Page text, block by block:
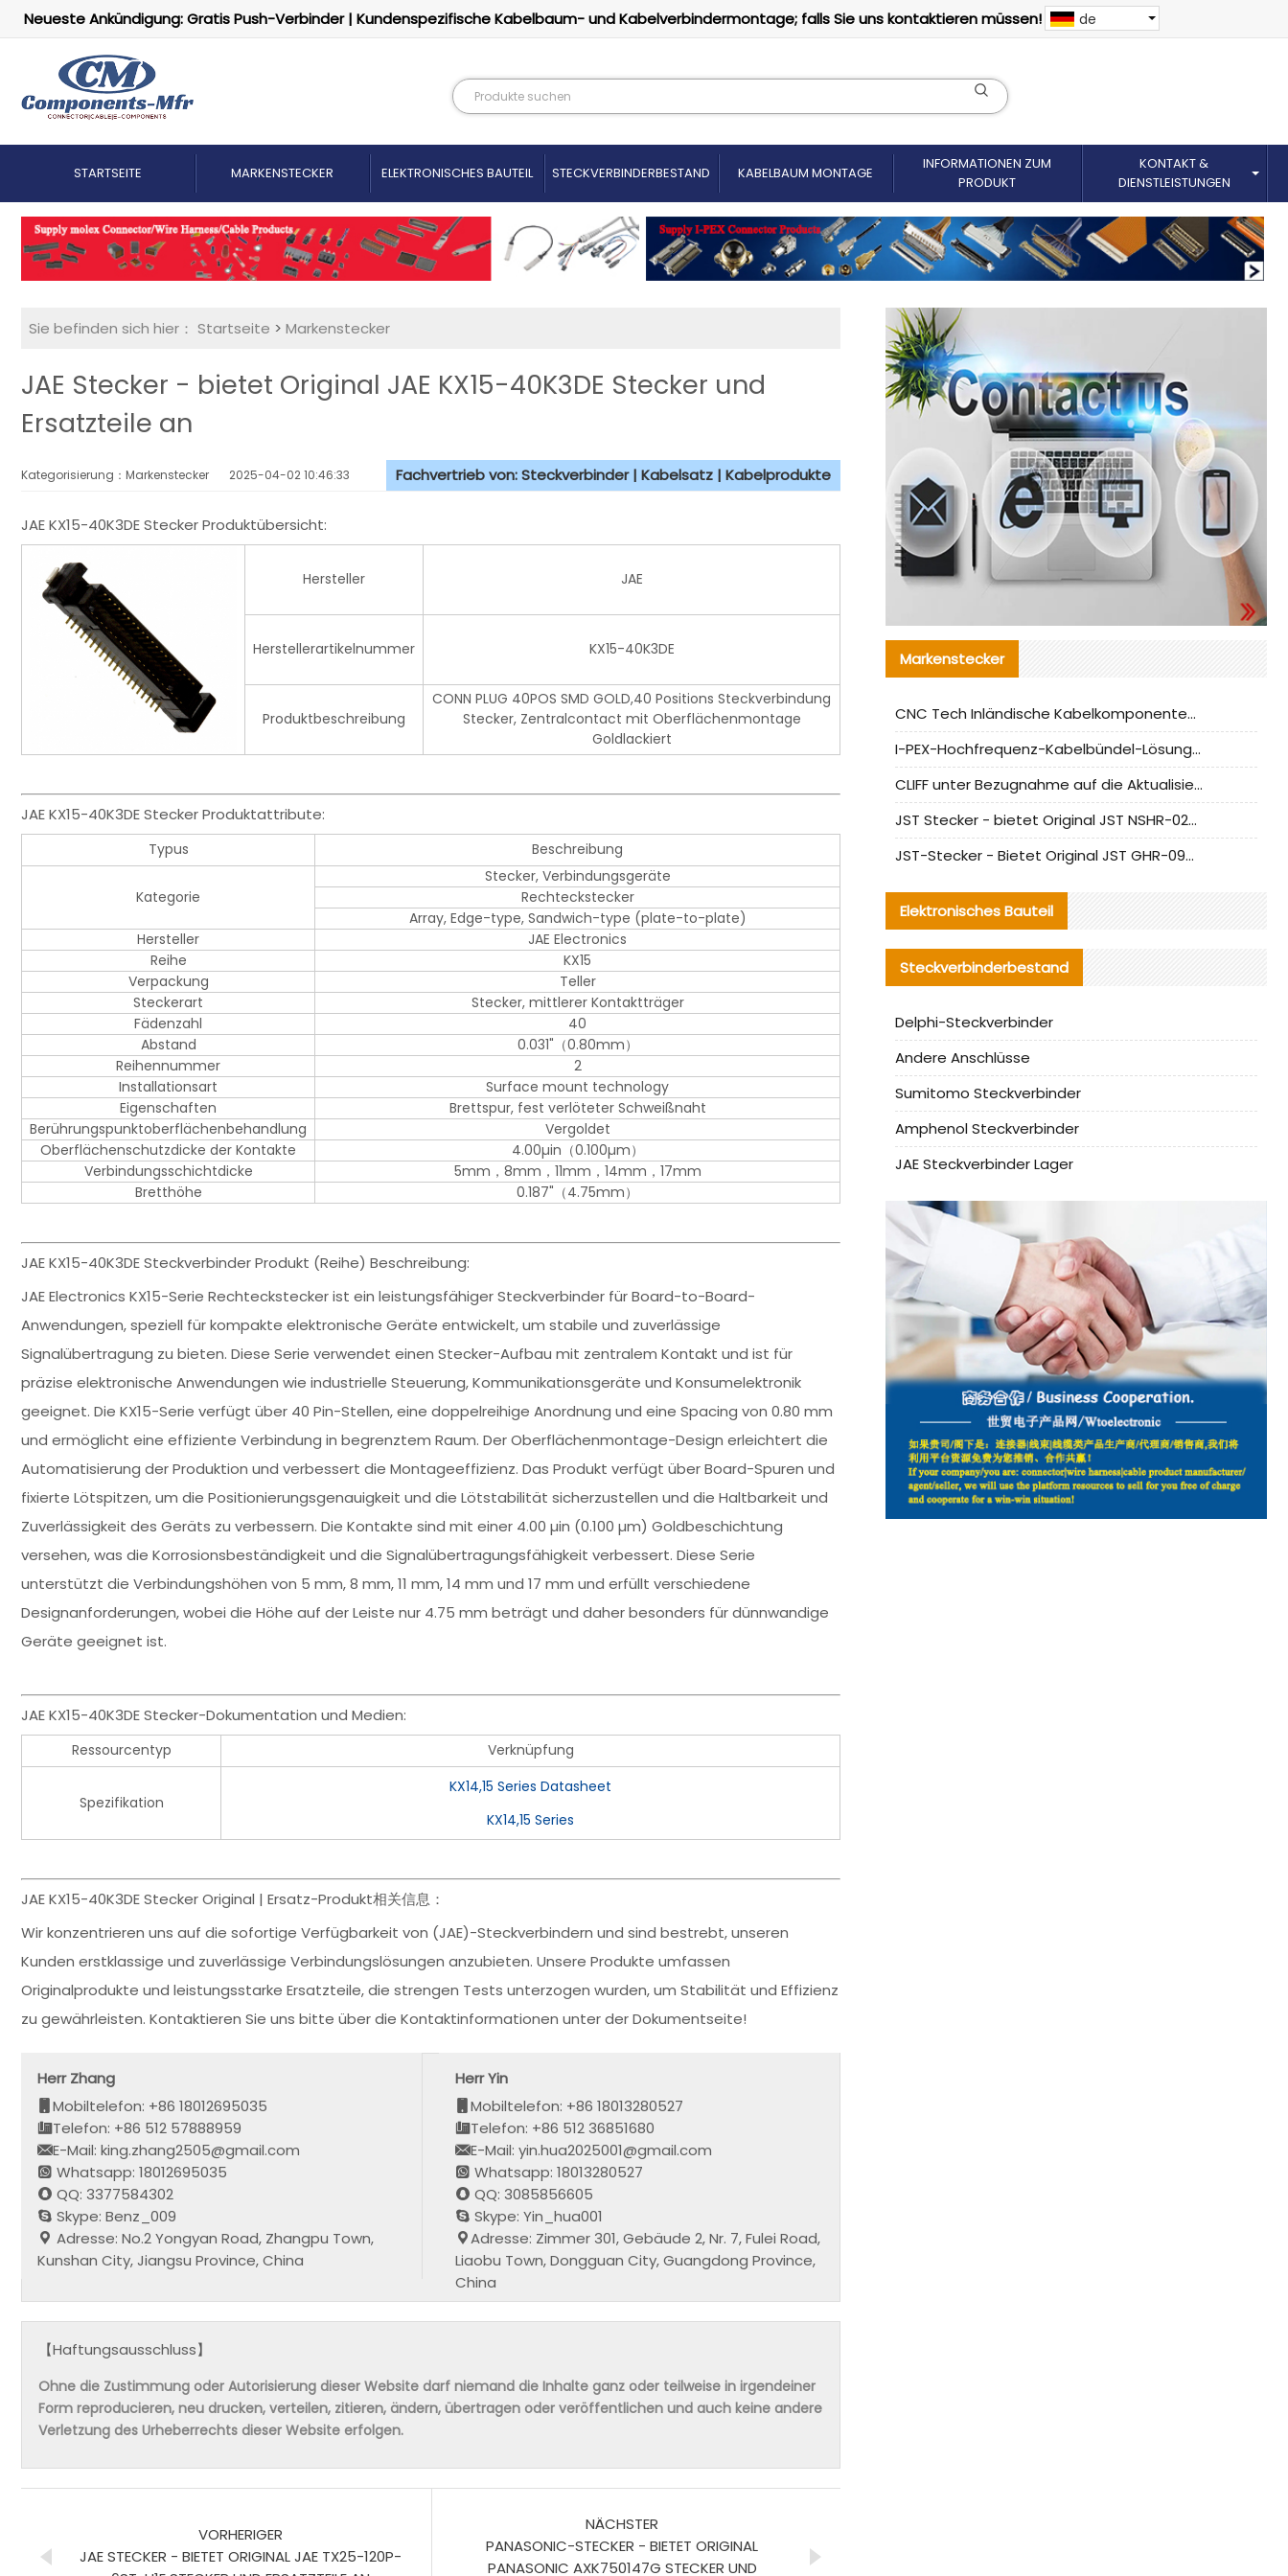
Neueste Ankündigung: Gratis Push-Verbinder | Kundenspezifische Kabelbaum- und Kabelverbindermontage; falls Sie uns kontaktieren müssen! de
STARTSEITE MARKENSTECKER ELEKTRONISCHES BAUTEIL STECKVERBINDERBESTAND KABELBAUM MONTAGE
INFORMATIONEN ZUM
PRODUKT
KONTAKT &
DIENSTLEISTUNGEN
Sie befinden sich hier： Startseite > Markenstecker
JAE Stecker - bietet Original JAE KX15-40K3DE Stecker und
Ersatzteile an
Kategorisierung：Markenstecker 2025-04-02 10:46:33 Fachvertrieb von: Steckverbinder | Kabelsatz | Kabelprodukte
JAE KX15-40K3DE Stecker Produktübersicht:
Hersteller JAE
Herstellerartikelnummer KX15-40K3DE
Produktbeschreibung
CONN PLUG 40POS SMD GOLD,40 Positions Steckverbindung
Stecker, Zentralcontact mit Oberflächenmontage
Goldlackiert
JAE KX15-40K3DE Stecker Produktattribute:
Typus Beschreibung
Kategorie
Stecker, Verbindungsgeräte
Rechteckstecker
Array, Edge-type, Sandwich-type (plate-to-plate)
Hersteller
JAE Electronics
Reihe
KX15
Verpackung
Teller
Steckerart
Stecker, mittlerer Kontaktträger
Fädenzahl
40
Abstand
0.031"（0.80mm）
Reihennummer
2
Installationsart
Surface mount technology
Eigenschaften
Brettspur, fest verlöteter Schweißnaht
Berührungspunktoberflächenbehandlung
Vergoldet
Oberflächenschutzdicke der Kontakte
4.00µin（0.100µm）
Verbindungsschichtdicke
5mm，8mm，11mm，14mm，17mm
Bretthöhe
0.187"（4.75mm）
JAE KX15-40K3DE Steckverbinder Produkt (Reihe) Beschreibung:
JAE Electronics KX15-Serie Rechteckstecker ist ein leistungsfähiger Steckverbinder für Board-to-Board-
Anwendungen, speziell für kompakte elektronische Geräte entwickelt, um stabile und zuverlässige
Signalübertragung zu bieten. Diese Serie verwendet einen Stecker-Aufbau mit zentralem Kontakt und ist für
präzise elektronische Anwendungen wie industrielle Steuerung, Kommunikationsgeräte und Konsumelektronik
geeignet. Die KX15-Serie verfügt über 40 Pin-Stellen, eine doppelreihige Anordnung und eine Spacing von 0.80 mm
und ermöglicht eine effiziente Verbindung in begrenztem Raum. Der Oberflächenmontage-Design erleichtert die
Automatisierung der Produktion und verbessert die Montageeffizienz. Das Produkt verfügt über Board-Spuren und
fixierte Lötspitzen, um die Positionierungsgenauigkeit und die Lötstabilität sicherzustellen und die Haltbarkeit und
Zuverlässigkeit des Geräts zu verbessern. Die Kontakte sind mit einer 4.00 µin (0.100 µm) Goldbeschichtung
versehen, was die Korrosionsbeständigkeit und die Signalübertragungsfähigkeit verbessert. Diese Serie
unterstützt die Verbindungshöhen von 5 mm, 8 mm, 11 mm, 14 mm und 17 mm und erfüllt verschiedene
Designanforderungen, wobei die Höhe auf der Leiste nur 4.75 mm beträgt und daher besonders für dünnwandige
Geräte geeignet ist.
JAE KX15-40K3DE Stecker-Dokumentation und Medien:
Ressourcentyp Verknüpfung
Spezifikation
KX14,15 Series Datasheet
KX14,15 Series
JAE KX15-40K3DE Stecker Original | Ersatz-Produkt相关信息：
Wir konzentrieren uns auf die sofortige Verfügbarkeit von (JAE)-Steckverbindern und sind bestrebt, unseren
Kunden erstklassige und zuverlässige Verbindungslösungen anzubieten. Unsere Produkte umfassen
Originalprodukte und leistungsstarke Ersatzteile, die strengen Tests unterzogen wurden, um Stabilität und Effizienz
zu gewährleisten. Kontaktieren Sie uns bitte über die Kontaktinformationen unter der Dokumentseite!
Herr Zhang
Mobiltelefon: +86 18012695035
Telefon: +86 512 57888959
E-Mail: king.zhang2505@gmail.com
Whatsapp: 18012695035
QQ: 3377584302
Skype: Benz_009
Adresse: No.2 Yongyan Road, Zhangpu Town,
Kunshan City, Jiangsu Province, China
Herr Yin
Mobiltelefon: +86 18013280527
Telefon: +86 512 36851680
E-Mail: yin.hua2025001@gmail.com
Whatsapp: 18013280527
QQ: 3085856605
Skype: Yin_hua001
Adresse: Zimmer 301, Gebäude 2, Nr. 7, Fulei Road,
Liaobu Town, Dongguan City, Guangdong Province,
China
【Haftungsausschluss】
Ohne die Zustimmung oder Autorisierung dieser Website darf niemand die Inhalte ganz oder teilweise in irgendeiner
Form reproducieren, neu drucken, verteilen, zitieren, ändern, übertragen oder veröffentlichen und auch keine andere
Verletzung des Urheberrechts dieser Website erfolgen.
VORHERIGER
JAE STECKER - BIETET ORIGINAL JAE TX25-120P-
NÄCHSTER
PANASONIC-STECKER - BIETET ORIGINAL
PANASONIC AXK750147G STECKER UND
Markenstecker
CNC Tech Inländische Kabelkomponentenbewertung und Massenproduktionsanpassungsanleitung
I-PEX-Hochfrequenz-Kabelbündel-Lösung für die heimische Produktion analysiert
CLIFF unter Bezugnahme auf die Aktualisierung der chinesischen Stecker-Testnormen
JST Stecker - bietet Original JST NSHR-02V-S Stecker und Ersatzteile an
JST-Stecker - Bietet Original JST GHR-09V-S Stecker und Ersatzteile an
Elektronisches Bauteil
Steckverbinderbestand
Delphi-Steckverbinder
Andere Anschlüsse
Sumitomo Steckverbinder
Amphenol Steckverbinder
JAE Steckverbinder Lager